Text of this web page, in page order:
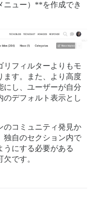
ニュー）**を作成でき
リフィルターよりもモ
ます。また、より高度
にし、ユーザーが自分
のデフォルト表示とし
のコミュニティ発見か
独自のセクション内で
うにする必要がある
です。